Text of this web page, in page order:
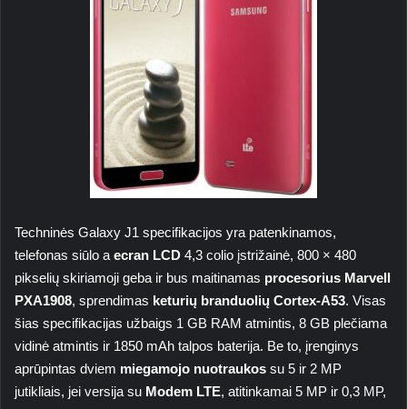
Techninės Galaxy J1 specifikacijos yra patenkinamos,
telefonas siūlo a ecran LCD 4,3 colio įstrižainė, 800 × 480
pikselių skiriamoji geba ir bus maitinamas procesorius Marvell
PXA1908, sprendimas keturių branduolių Cortex-A53. Visas
šias specifikacijas užbaigs 1 GB RAM atmintis, 8 GB plečiama
vidinė atmintis ir 1850 mAh talpos baterija. Be to, įrenginys
aprūpintas dviem miegamojo nuotraukos su 5 ir 2 MP
jutikliais, jei versija su Modem LTE, atitinkamai 5 MP ir 0,3 MP,